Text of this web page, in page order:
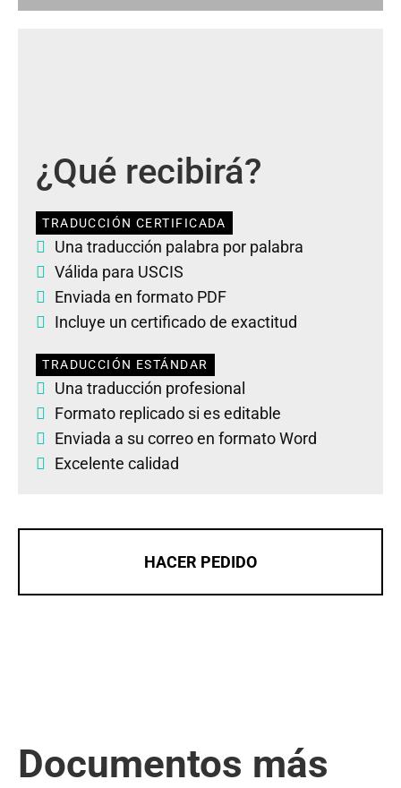
¿Qué recibirá?
TRADUCCIÓN CERTIFICADA
Una traducción palabra por palabra
Válida para USCIS
Enviada en formato PDF
Incluye un certificado de exactitud
TRADUCCIÓN ESTÁNDAR
Una traducción profesional
Formato replicado si es editable
Enviada a su correo en formato Word
Excelente calidad
HACER PEDIDO
Documentos más